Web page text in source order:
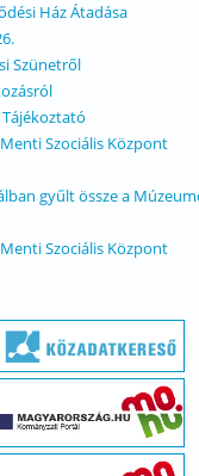
Ház Átadása
Szünetről
Szociális Központ
gyűlt össze a
Szociális Központ